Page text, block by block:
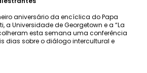
aniversário da encíclica do Papa
a Universidade de Georgetown e a “La
esta semana uma conferência
dias sobre o diálogo intercultural e